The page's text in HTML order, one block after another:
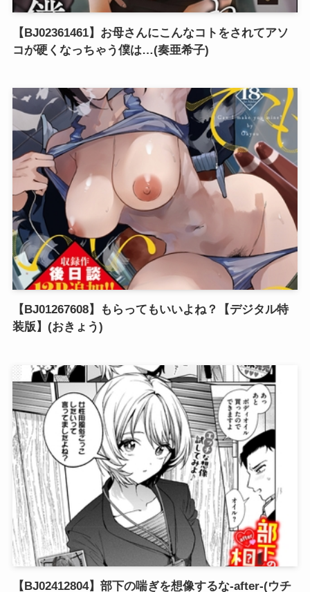
【BJ02361461】お母さんにこんなコトをされてアソ
コが硬くなっちゃう僕は…(奏亜希子)
【BJ01267608】もらってもいいよね？【デジタル特
装版】(おきょう)
【BJ02412804】部下の喘ぎを想像するな-after-(ウチ